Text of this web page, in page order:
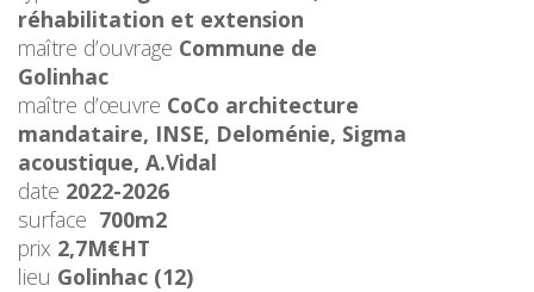
réhabilitation et extension
maître d’ouvrage Commune de
Golinhac
maître d’œuvre CoCo architecture
mandataire, INSE, Deloménie, Sigma
acoustique, A.Vidal
date 2022-2026
surface 700m2
prix 2,7M€HT
lieu Golinhac (12)